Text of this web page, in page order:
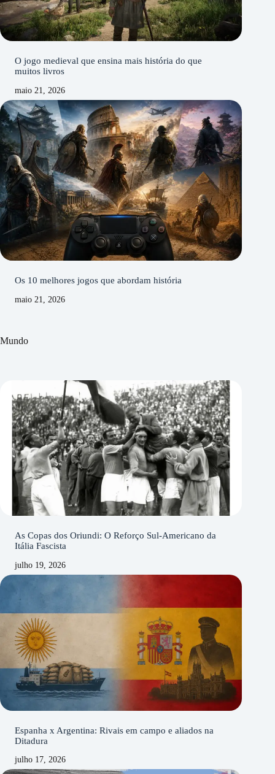
O jogo medieval que ensina mais história do que
muitos livros
maio 21, 2026
Os 10 melhores jogos que abordam história
maio 21, 2026
Mundo
As Copas dos Oriundi: O Reforço Sul-Americano da
Itália Fascista
julho 19, 2026
Espanha x Argentina: Rivais em campo e aliados na
Ditadura
julho 17, 2026